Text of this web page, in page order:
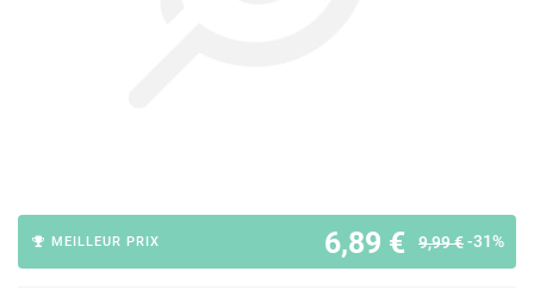
6,89 € 9,99 €-31%
MEILLEUR PRIX